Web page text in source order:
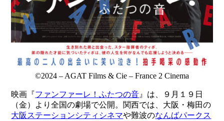
©2024 – AGAT Films & Cie – France 2 Cinema
映画『 ファンファーレ！ふたつの音』は、９月１９日
（金）より全国の劇場で公開。関西では、大阪・梅田の
大阪ステーションシティシネマや難波のなんばパークス